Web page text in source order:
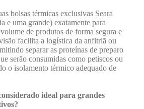
bolsas térmicas exclusivas Seara
e uma grande) exatamente para
de produtos de forma segura e
facilita a logística da anfitriã ou
separar as proteínas de preparo
serão consumidas como petiscos ou
o isolamento térmico adequado de
ideal para grandes